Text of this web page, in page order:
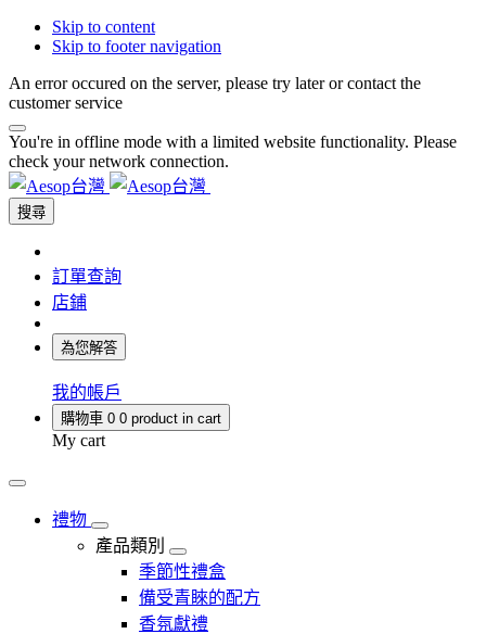
Skip to content
Skip to footer navigation
An error occured on the server, please try later or contact the
customer service
You're in offline mode with a limited website functionality. Please
check your network connection.
搜尋
訂單查詢
店鋪
為您解答
我的帳戶
購物車 0 0 product in cart
My cart
禮物
產品類別
季節性禮盒
備受青睞的配方
香氛獻禮